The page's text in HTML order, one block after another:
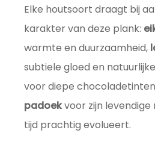
Elke houtsoort draagt bij
karakter van deze plank:
warmte en duurzaamheid,
subtiele gloed en
voor diepe
padoekvoor zijn
tijd prachtig evolueert.